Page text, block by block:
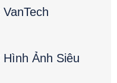
Ảnh Siêu